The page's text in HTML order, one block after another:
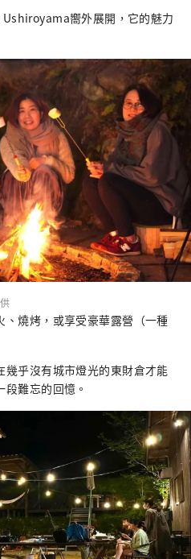
嚮外展開，它的魅力
燒烤，或享受豪華露營（一種
乎沒有城市燈光的東財倉才能
難忘的回憶。